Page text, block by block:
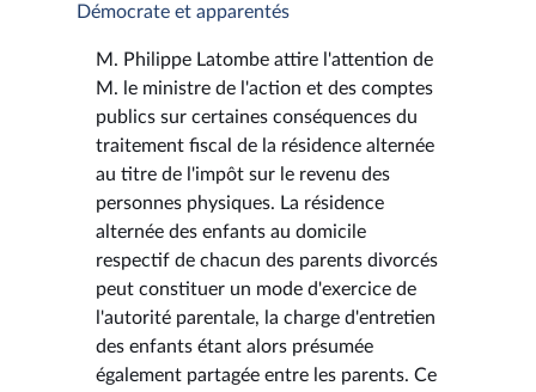
Démocrate et apparentés
M. Philippe Latombe attire l'attention de
M. le ministre de l'action et des comptes
publics sur certaines conséquences du
traitement fiscal de la résidence alternée
au titre de l'impôt sur le revenu des
personnes physiques. La résidence
alternée des enfants au domicile
respectif de chacun des parents divorcés
peut constituer un mode d'exercice de
l'autorité parentale, la charge d'entretien
des enfants étant alors présumée
également partagée entre les parents. Ce